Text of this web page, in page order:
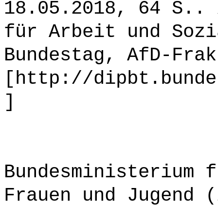
18.05.2018, 64 S..
für Arbeit und
Bundestag, AfD-
[http://
]
Frauen und Jugend